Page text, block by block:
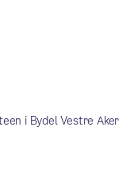
i Bydel Vestre Aker